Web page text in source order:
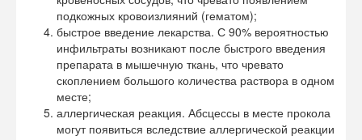
подкожных кровоизлияний (гематом);
быстрое введение лекарства. С 90% вероятностью
инфильтраты возникают после быстрого введения
препарата в мышечную ткань, что чревато
скоплением большого количества раствора в одном
месте;
аллергическая реакция. Абсцессы в месте прокола
могут появиться вследствие аллергической реакции